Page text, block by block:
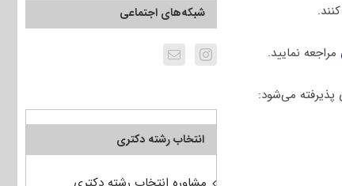
مراجعه نمایید.
پذیرفته می‌شود:
شبکه‌های اجتماعی
انتخاب رشته دکتری